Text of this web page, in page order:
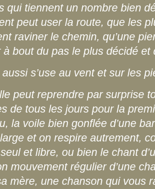
qui tiennent un nombre bien
peut user la route, que les
raviner le chemin, qu’une
à bout du pas le plus décidé et
s’use au vent et sur les
peut reprendre par surprise
de tous les jours pour la
la voile bien gonflée d’une
et on respire autrement,
et libre, ou bien le chant
mouvement régulier d’une
mère, une chanson qui vous